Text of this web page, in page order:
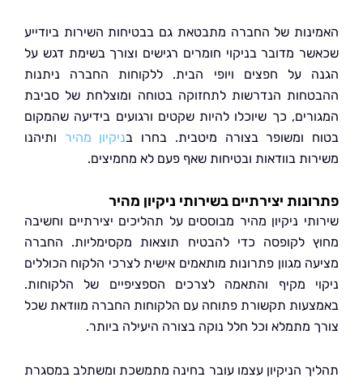
של החברה מתבטאת גם בבטיחות השירות ביודייע
מדובר בניקוי חומרים רגישים וצורך בשימת דגש על
על חפצים ויופי הבית. ללקוחות החברה ניתנות
הנדרשות לתחזוקה בטוחה ומוצלחת של סביבת
כך שיוכלו להיות שקטים ורגועים בידיעה שהמקום
ומשופר בצורה מיטבית. בחרו ב ניקיון מהירותיהנו
בוודאות ובטיחות שאף פעם לא מחמיצים.
יצירתיים בשירותי ניקיון מהיר
ניקיון מהיר מבוססים על תהליכים יצירתיים וחשיבה
לקופסה כדי להבטיח תוצאות מקסימליות. החברה
מגוון פתרונות מותאמים אישית לצרכי הלקוח הכוללים
מקיף והתאמה לצרכים הספציפיים של הלקוחות.
תקשורת פתוחה עם הלקוחות החברה מוודאת שכל
מתמלא וכל חלל נוקה בצורה היעילה ביותר.
הניקיון עצמו עובר בחינה מתמשכת ומשתלב במסגרת